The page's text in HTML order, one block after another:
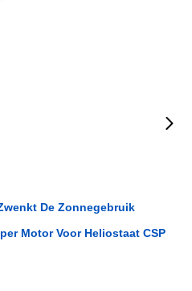
De Zonnegebruik
Motor Voor Heliostaat CSP